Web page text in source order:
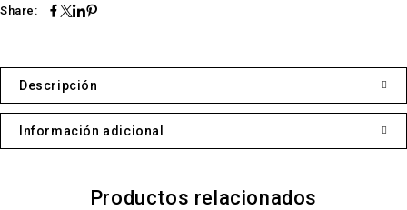
Share:
Descripción
Información adicional
Productos relacionados